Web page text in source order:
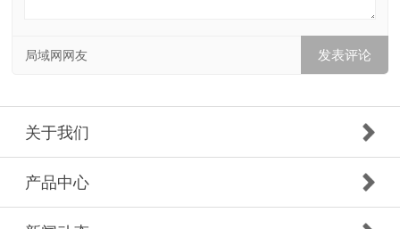
局域网网友
关于我们
产品中心